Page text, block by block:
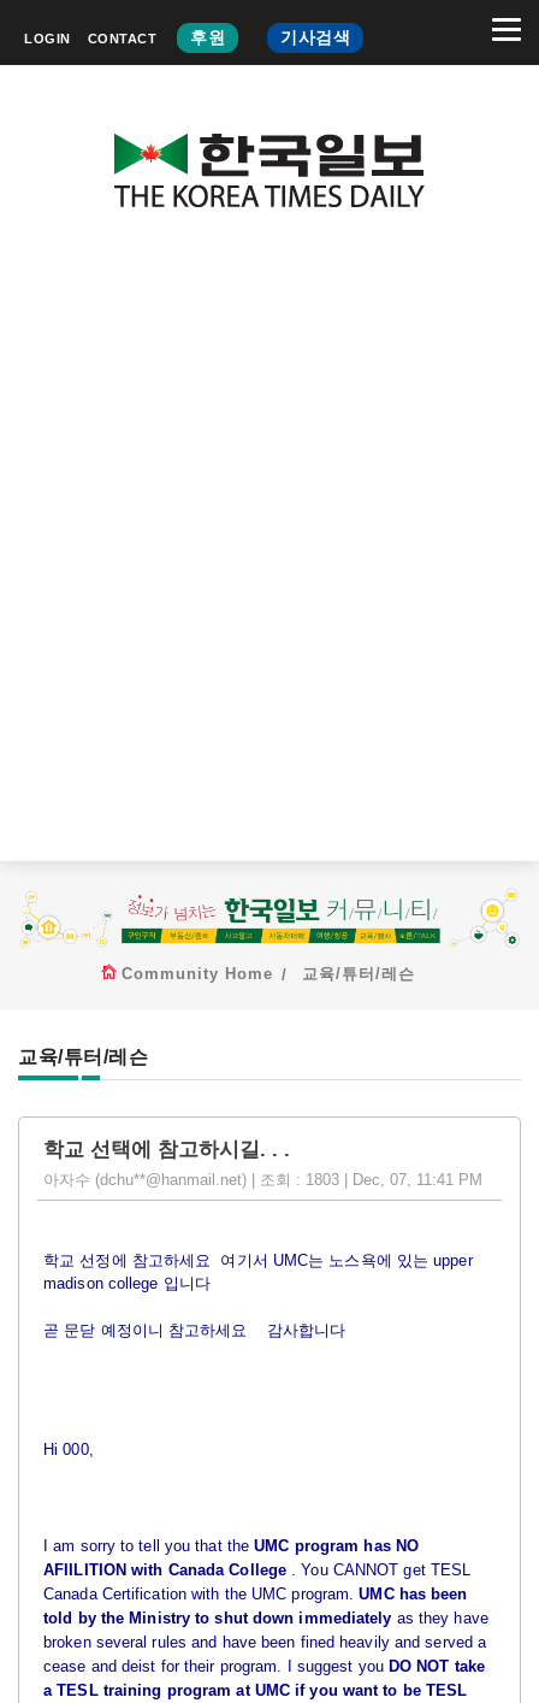
LOGIN CONTACT 후원 기사검색
Community Home 교육/튜터/레슨
교육/튜터/레슨
학교 선택에 참고하시길. . .
아자수 (dchu**@hanmail.net) | 조회 : 1803 | Dec, 07, 11:41 PM
학교 선정에 참고하세요 여기서 UMC는 노스욕에 있는 upper
madison college 입니다
곧 문닫 예정이니 참고하세요 감사합니다
Hi 000,
I am sorry to tell you that theUMC program has NO
AFIILITION with Canada College . You CANNOT get TESL
Canada Certification with the UMC program.UMC has been
told by the Ministry to shut down immediately as they have
broken several rules and have been fined heavily and served a
cease and deist for their program. I suggest you DO NOT take
a TESL training program at UMC if you want to be TESL